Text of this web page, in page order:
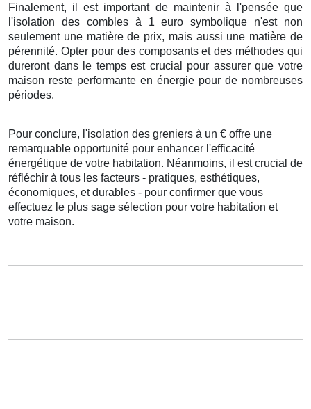
Finalement, il est importantde maintenirà l'penséeque
l'isolation des comblesà 1 euro symbolique n'est non
seulementune matièrede prix, mais aussi une matière de
pérennité. Opter pourdes composantset des méthodes qui
durerontdans le tempsest crucial pour assurerque votre
maison reste performante en énergie pour de nombreuses
périodes.
Pour conclure, l'isolation des greniers à un € offre une
remarquable opportunité pour enhancer l'efficacité
énergétique de votre habitation. Néanmoins, il estcrucial de
réfléchir à tous les facteurs - pratiques, esthétiques,
économiques, etdurables - pour confirmer que vous
effectuez le plus sage sélection pour votre habitation et
votre maison.